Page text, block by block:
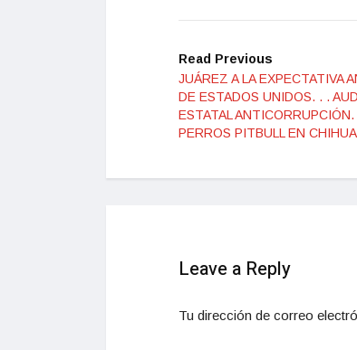
Read Previous
JUÁREZ A LA EXPECTATIVA
DE ESTADOS UNIDOS. . .
ESTATAL
PERROS PITBULL EN
Leave a Reply
Tu dirección de correo